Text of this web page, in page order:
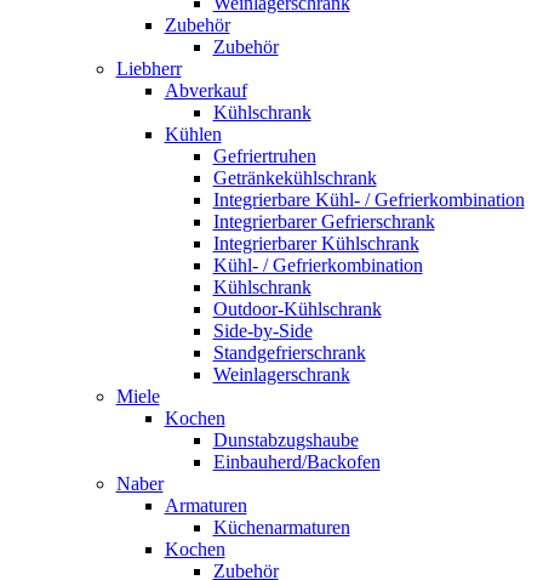
Zubehör
Zubehör
Liebherr
Abverkauf
Kühlschrank
Kühlen
Gefriertruhen
Getränkekühlschrank
Integrierbare Kühl- / Gefrierkombination
Integrierbarer Gefrierschrank
Integrierbarer Kühlschrank
Kühl- / Gefrierkombination
Kühlschrank
Outdoor-Kühlschrank
Side-by-Side
Standgefrierschrank
Weinlagerschrank
Miele
Kochen
Dunstabzugshaube
Einbauherd/Backofen
Naber
Armaturen
Küchenarmaturen
Kochen
Zubehör